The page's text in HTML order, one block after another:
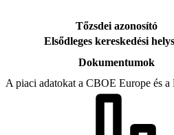
Tőzsdei azonosító
Elsődleges kereskedési
Dokumentumok
A piaci adatokat a CBOE Europe és a